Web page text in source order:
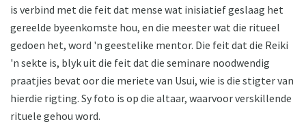
is verbind met die feit dat mense wat inisiatief geslaag het
gereelde byeenkomste hou, en die meester wat die ritueel
gedoen het, word 'n geestelike mentor. Die feit dat die Reiki
'n sekte is, blyk uit die feit dat die seminare noodwendig
praatjies bevat oor die meriete van Usui, wie is die stigter van
hierdie rigting. Sy foto is op die altaar, waarvoor verskillende
rituele gehou word.